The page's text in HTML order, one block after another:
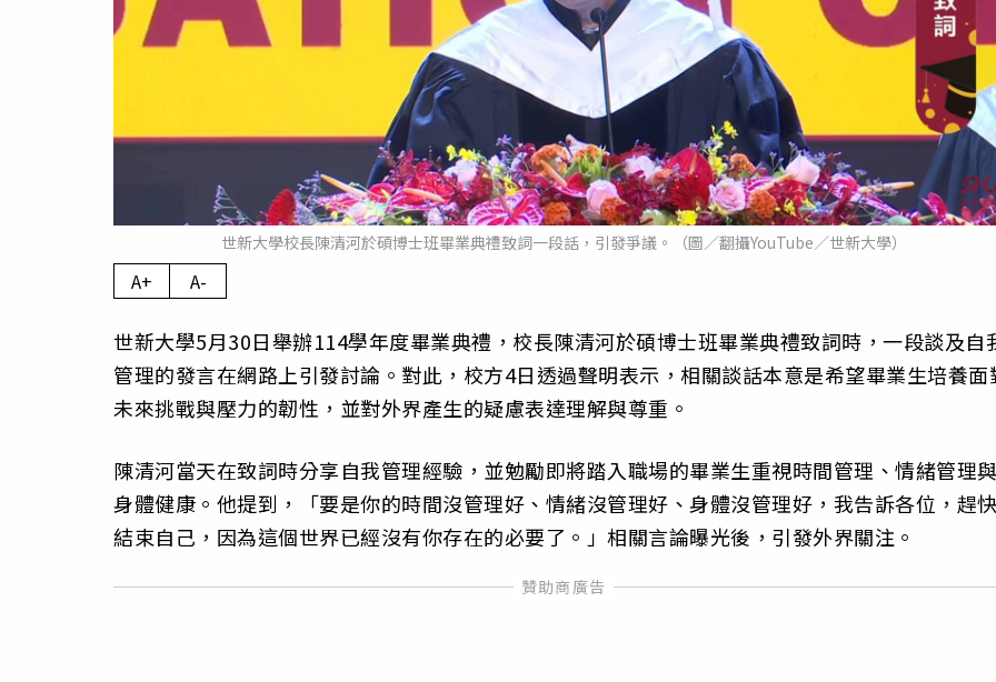
世新大學校長陳清河於碩博士班畢業典禮致詞一段話，引發爭議。（圖／翻攝YouTube／世新大學）
A+ A-
世新大學5月30日舉辦114學年度畢業典禮，校長陳清河於碩博士班畢業典禮致詞時，一段談及自
管理的發言在網路上引發討論。對此，校方4日透過聲明表示，相關談話本意是希望畢業生培養面
未來挑戰與壓力的韌性，並對外界產生的疑慮表達理解與尊重。
陳清河當天在致詞時分享自我管理經驗，並勉勵即將踏入職場的畢業生重視時間管理、情緒管理
身體健康。他提到，「要是你的時間沒管理好、情緒沒管理好、身體沒管理好，我告訴各位，趕
結束自己，因為這個世界已經沒有你存在的必要了。」相關言論曝光後，引發外界關注。